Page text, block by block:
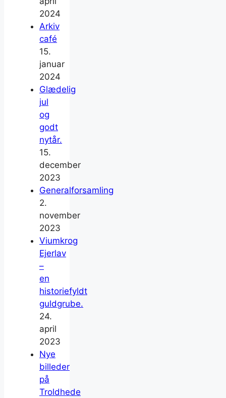
2024
Arkiv
café
15.
januar
2024
Glædelig
jul
og
godt
nytår.
15.
december
2023
Generalforsamling
2.
november
2023
Viumkrog
Ejerlav
–
en
historiefyldt
guldgrube.
24.
april
2023
Nye
billeder
på
Troldhede